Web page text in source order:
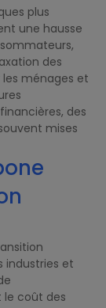
plus
une hausse
des
les ménages et
des
mises
industries et
le coût des